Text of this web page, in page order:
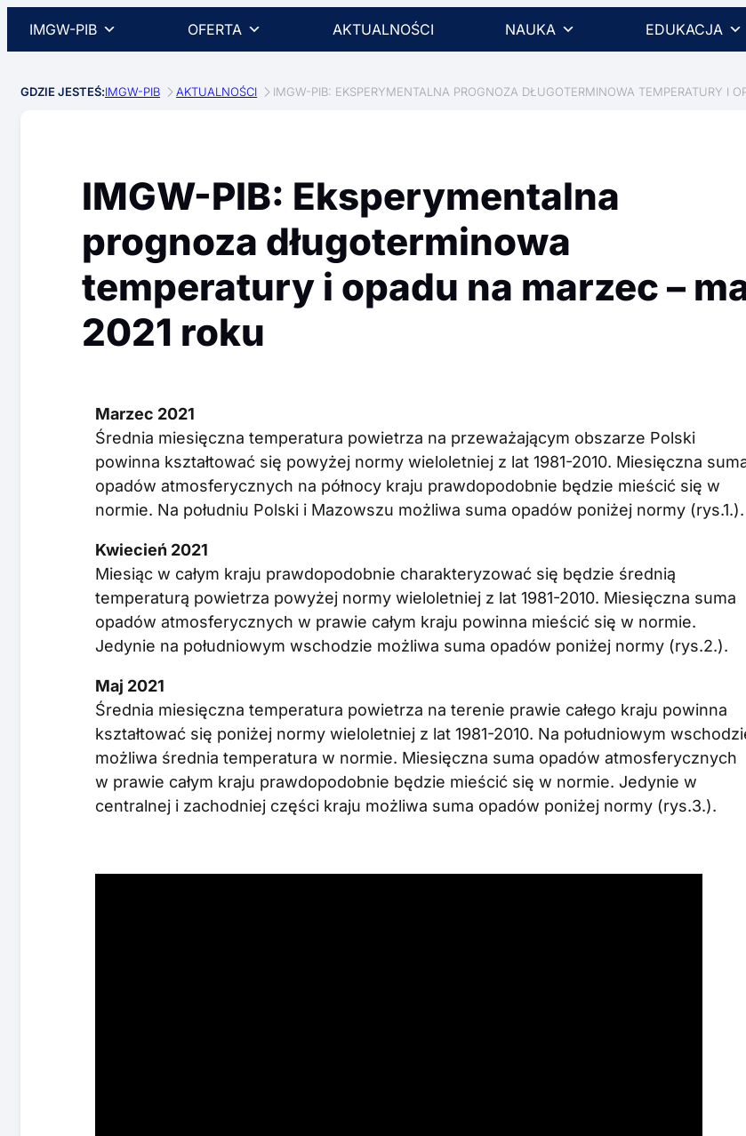
IMGW-PIB OFERTA AKTUALNOŚCI NAUKA EDUKACJA
GDZIE JESTEŚ:IMGW-PIB AKTUALNOŚCI IMGW-PIB: EKSPERYMENTALNA PROGNOZA DŁUGOTERMINOWA TEMPERATURY I
IMGW-PIB: Eksperymentalna
prognoza długoterminowa
temperatury i opadu na marzec –
2021 roku
Marzec 2021
Średnia miesięczna temperatura powietrza na przeważającym obszarze Polski
powinna kształtować się powyżej normy wieloletniej z lat 1981-2010. Miesięczna
opadów atmosferycznych na północy kraju prawdopodobnie będzie mieścić się w
normie. Na południu Polski i Mazowszu możliwa suma opadów poniżej normy (rys.1.).
Kwiecień 2021
Miesiąc w całym kraju prawdopodobnie charakteryzować się będzie średnią
temperaturą powietrza powyżej normy wieloletniej z lat 1981-2010. Miesięczna suma
opadów atmosferycznych w prawie całym kraju powinna mieścić się w normie.
Jedynie na południowym wschodzie możliwa suma opadów poniżej normy (rys.2.).
Maj 2021
Średnia miesięczna temperatura powietrza na terenie prawie całego kraju powinna
kształtować się poniżej normy wieloletniej z lat 1981-2010. Na południowym
możliwa średnia temperatura w normie. Miesięczna suma opadów atmosferycznych
w prawie całym kraju prawdopodobnie będzie mieścić się w normie. Jedynie w
centralnej i zachodniej części kraju możliwa suma opadów poniżej normy (rys.3.).